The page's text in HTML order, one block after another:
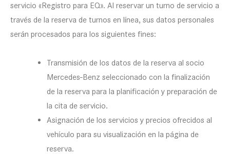
servicio «Registro para EQ». Al reservar un turno de servicio a
través de la reserva de turnos en línea, sus datos personales
serán procesados para los siguientes fines:
Transmisión de los datos de la reserva al socio
Mercedes-Benz seleccionado con la finalización
de la reserva para la planificación y preparación de
la cita de servicio.
Asignación de los servicios y precios ofrecidos al
vehículo para su visualización en la página de
reserva.